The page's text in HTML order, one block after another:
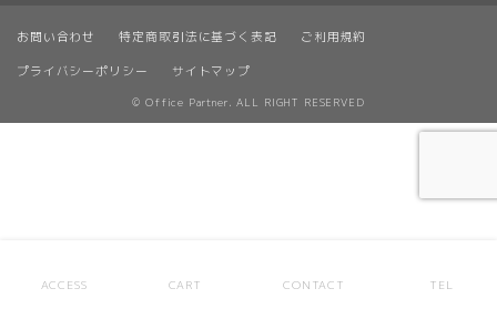
お問い合わせ 特定商取引法に基づく表記 ご利用規約
プライバシーポリシー サイトマップ
© Office Partner. ALL RIGHT RESERVED
ACCESS CART CONTACT TEL